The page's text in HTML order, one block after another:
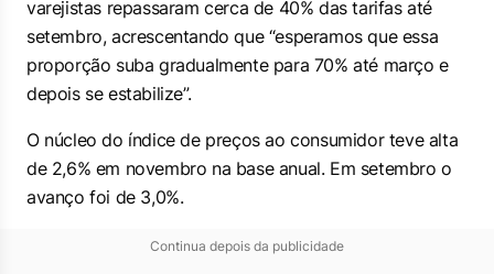
varejistas repassaram cerca de 40% das tarifas até
setembro, acrescentando que “esperamos que essa
proporção suba gradualmente para 70% até março e
depois se estabilize”.
O núcleo do índice de preços ao consumidor teve alta
de 2,6% em novembro na base anual. Em setembro o
avanço foi de 3,0%.
Continua depois da publicidade